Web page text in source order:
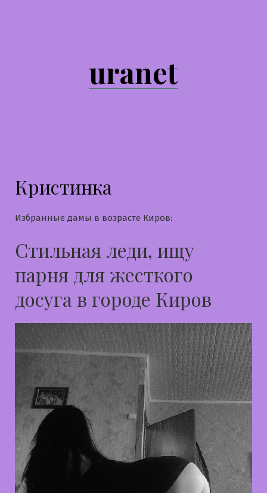
uranet
Кристинка
Избранные дамы в возрасте Киров:
Стильная леди, ищу
парня для жесткого
досуга в городе Киров